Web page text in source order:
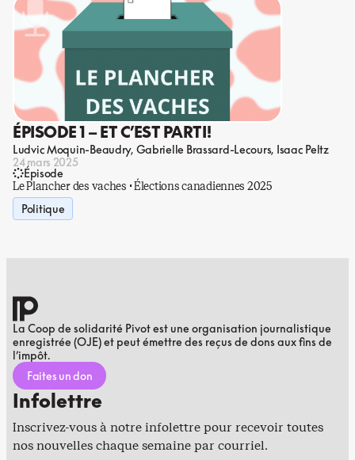
ÉPISODE 1 – ET C’EST PARTI!
Ludvic Moquin-Beaudry Gabrielle Brassard-Lecours Isaac Peltz
24 mars 2025
Épisode
Le Plancher des vaches · Élections canadiennes 2025
Politique
La Coop de solidarité Pivot est une organisation journalistique
enregistrée (OJE) et peut émettre des reçus de dons aux fins de
l’impôt.
Faites un don
Infolettre
Inscrivez-vous à notre infolettre pour recevoir toutes
nos nouvelles chaque semaine par courriel.